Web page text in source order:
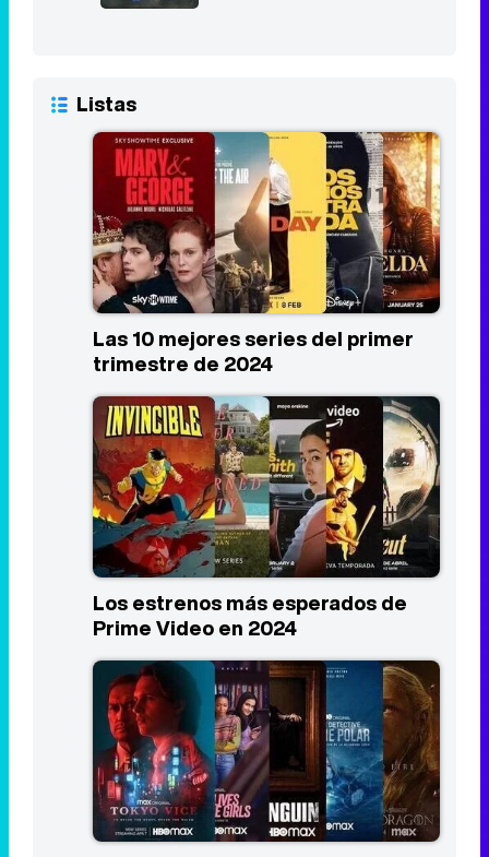
Listas
Las 10 mejores series del primer
trimestre de 2024
Los estrenos más esperados de
Prime Video en 2024